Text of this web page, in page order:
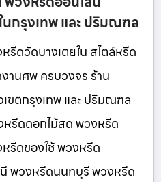
กรุงเทพ และ ปริมณฑล
ดวัดบางเตยใน สไตล์หรีด
านศพ ครบวงจร ร้าน
ขตกรุงเทพ และ ปริมณฑล
หรีดดอกไม้สด พวงหรีด
รีดของใช้ พวงหรีด
พวงหรีดนนทบุรี พวงหรีด